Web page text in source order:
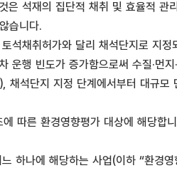
은 석재의 집단적 채취 및 효율적
습니다.
석채취허가와 달리 채석단지로 지
운행 빈도가 증가함으로써 수질·먼
단지 지정 단계에서부터 대규모
에 따른 환경영향평가 대상에 해당합
하나에 해당하는 사업(이하 “환경